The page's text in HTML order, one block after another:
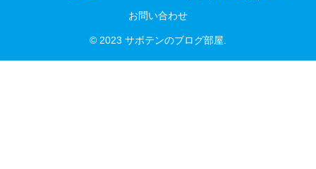
お問い合わせ
© 2023 サボテンのブログ部屋.